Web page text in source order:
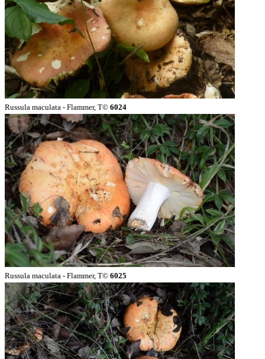
Russula maculata - Flammer, T© 6024
Russula maculata - Flammer, T© 6025